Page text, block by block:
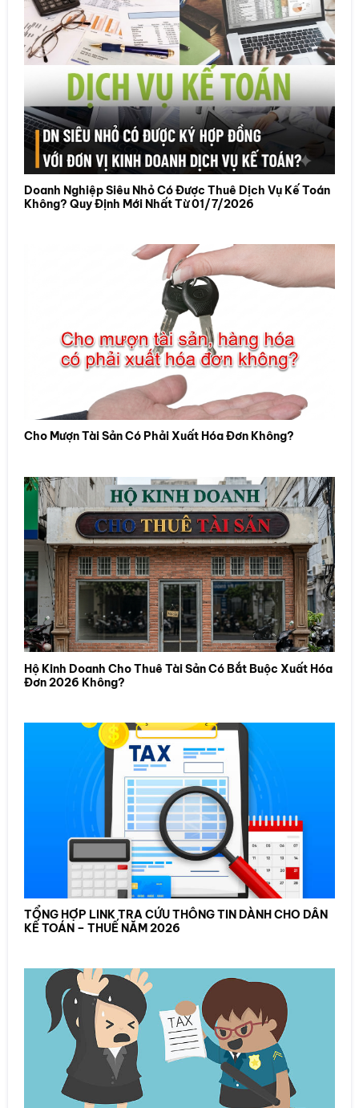
Doanh Nghiệp Siêu Nhỏ Có Được Thuê Dịch Vụ Kế Toán
Không? Quy Định Mới Nhất Từ 01/7/2026
Cho Mượn Tài Sản Có Phải Xuất Hóa Đơn Không?
Hộ Kinh Doanh Cho Thuê Tài Sản Có Bắt Buộc Xuất Hóa
Đơn 2026 Không?
TỔNG HỢP LINK TRA CỨU THÔNG TIN DÀNH CHO DÂN
KẾ TOÁN – THUẾ NĂM 2026